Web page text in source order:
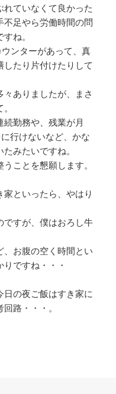
ていなくて良かった
不足やら労働時間の問
ね。
ンターがあって、真
たり片付けたりして
ありましたが、まさ
勤務や、残業が月
行けないなど、かな
みたいですね。
ことを懇願します。
といったら、やはり
ですが、僕はおろし牛
、お腹の空く時間とい
ですね・・・
の夜ご飯はすき家に
路・・・。